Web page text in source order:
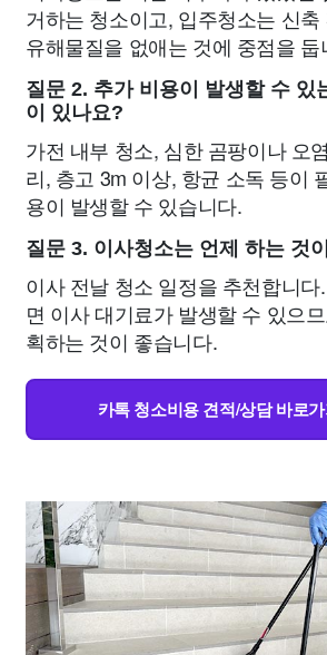
거하는 청소이고, 입주청소는 신
유해물질을 없애는 것에 중점을 둡
질문 2. 추가 비용이 발생할 수 있
이 있나요?
가전 내부 청소, 심한 곰팡이나 오
리, 층고 3m 이상, 항균 소독 등이
용이 발생할 수 있습니다.
질문 3. 이사청소는 언제 하는 것
이사 전날 청소 일정을 추천합니
면 이사 대기료가 발생할 수 있으
획하는 것이 좋습니다.
카톡 청소비용 견적/상담 바로